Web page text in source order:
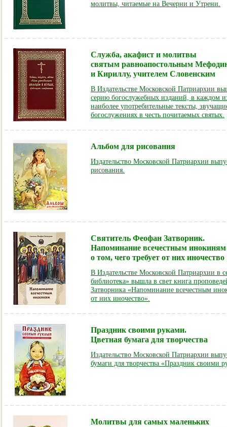
молитвы, читаемые на Вечерни и Утрени.
Служба, акафист и молитвы
святым равноапостольным
и Кириллу, учителем Словенским
В Издательстве Московской Патриархии
серию богослужебных изданий, в каждом
наиболее употребительные тексты,
богослужениях в честь почитаемых святых.
Альбом для рисования
Издательство Московской Патриархии
рисования.
Святитель Феофан Затворник.
Напоминание всечестным инокиням
о том, чего требует от них иночество
В Издательстве Московской Патриархии в
библиотека» вышла в свет книга
Затворника «Напоминание всечестным
от них иночество».
Праздник своими руками.
Цветная бумага для творчества
Издательство Московской Патриархии
бумаги для творчества «Праздник своими
Молитвы для самых маленьких